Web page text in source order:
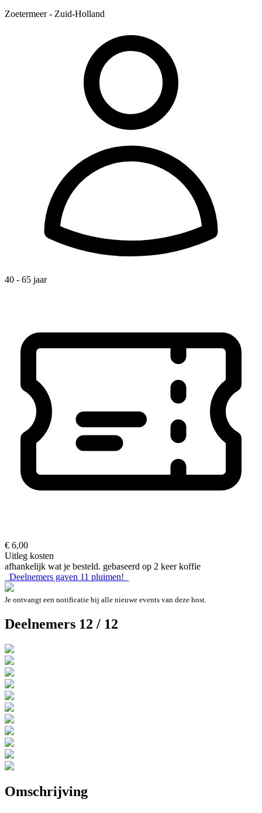
Zoetermeer - Zuid-Holland
40 - 65 jaar
€ 6,00
Uitleg kosten
afhankelijk wat je besteld. gebaseerd op 2 keer koffie
Deelnemers gaven 11 pluimen!
Je ontvangt een notificatie bij alle nieuwe events van deze host.
Deelnemers 12 / 12
Omschrijving